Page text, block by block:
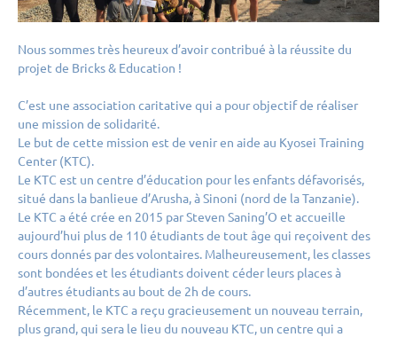
Témoignages
Contact
283 rue de la Folletière, 69700 Chassagny
04.82.53.71.13
Actualités
Linkedin
Facebook
Nous sommes très heureux d’avoir contribué à la réussite du
projet de Bricks & Education !
C’est une association caritative qui a pour objectif de réaliser
une mission de solidarité.
Le but de cette mission est de venir en aide au Kyosei Training
Center (KTC).
Le KTC est un centre d’éducation pour les enfants défavorisés,
situé dans la banlieue d’Arusha, à Sinoni (nord de la Tanzanie).
Le KTC a été crée en 2015 par Steven Saning’O et accueille
aujourd’hui plus de 110 étudiants de tout âge qui reçoivent des
cours donnés par des volontaires. Malheureusement, les classes
sont bondées et les étudiants doivent céder leurs places à
d’autres étudiants au bout de 2h de cours.
Récemment, le KTC a reçu gracieusement un nouveau terrain,
plus grand, qui sera le lieu du nouveau KTC, un centre qui a